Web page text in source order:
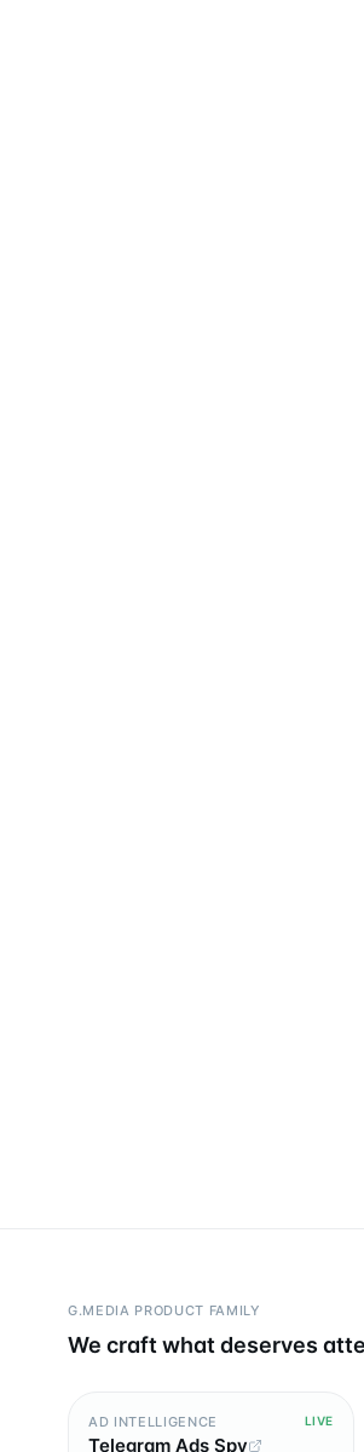
G.MEDIA PRODUCT FAMILY
We craft what deserves
AD INTELLIGENCE LIVE
Telegram Ads Spy